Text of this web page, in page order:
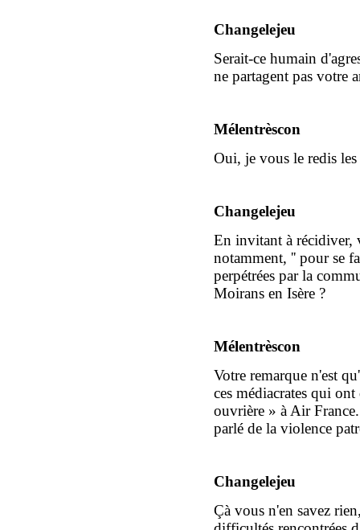
Changelejeu
Serait-ce humain
ne partagent pas votre
Mélentrèscon
Oui, je vous le redis
Changelejeu
En invitant à récidiver,
notamment, '' pour se
perpétrées par la
Moirans en Isère ?
Mélentrèscon
Votre remarque n'est
ces médiacrates qui
ouvrière » à Air
parlé de la violence
Changelejeu
Çà vous n'en savez